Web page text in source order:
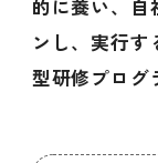
的に養い、自
ンし、実行す
型研修プログ